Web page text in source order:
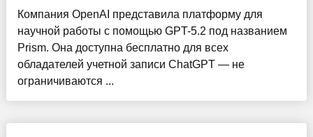
Компания OpenAI представила платформу для
научной работы с помощью GPT-5.2 под названием
Prism. Она доступна бесплатно для всех
обладателей учетной записи ChatGPT — не
ограничиваются ...